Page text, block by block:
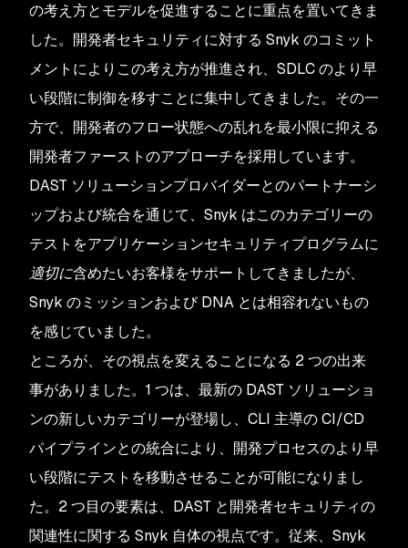
の考え方とモデルを促進することに重点を置いてきま
した。開発者セキュリティに対する Snyk のコミット
メントによりこの考え方が推進され、SDLC のより早
い段階に制御を移すことに集中してきました。その一
方で、開発者のフロー状態への乱れを最小限に抑える
開発者ファーストのアプローチを採用しています。
DAST ソリューションプロバイダーとのパートナーシ
ップおよび統合を通じて、Snyk はこのカテゴリーの
テストをアプリケーションセキュリティプログラムに
適切に含めたいお客様をサポートしてきましたが、
Snyk のミッションおよび DNA とは相容れないもの
を感じていました。
ところが、その視点を変えることになる 2 つの出来
事がありました。1 つは、最新の DAST ソリューショ
ンの新しいカテゴリーが登場し、CLI 主導の CI/CD
パイプラインとの統合により、開発プロセスのより早
い段階にテストを移動させることが可能になりまし
た。2 つ目の要素は、DAST と開発者セキュリティの
関連性に関する Snyk 自体の視点です。従来、Snyk